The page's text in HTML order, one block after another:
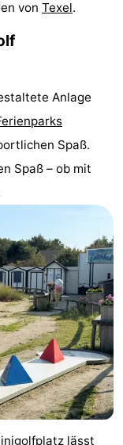
von Texel.
Anlage
Spaß.
Spaß – ob mit
lässt